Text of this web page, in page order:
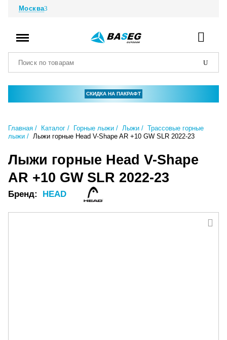
Москва
СКИДКА НА ПАКРАФТ
Главная Каталог Горные лыжи Лыжи
Трассовые горные
лыжи
Лыжи горные Head V-Shape AR +10 GW SLR 2022-23
Лыжи горные Head V-Shape
AR +10 GW SLR 2022-23
Бренд: HEAD